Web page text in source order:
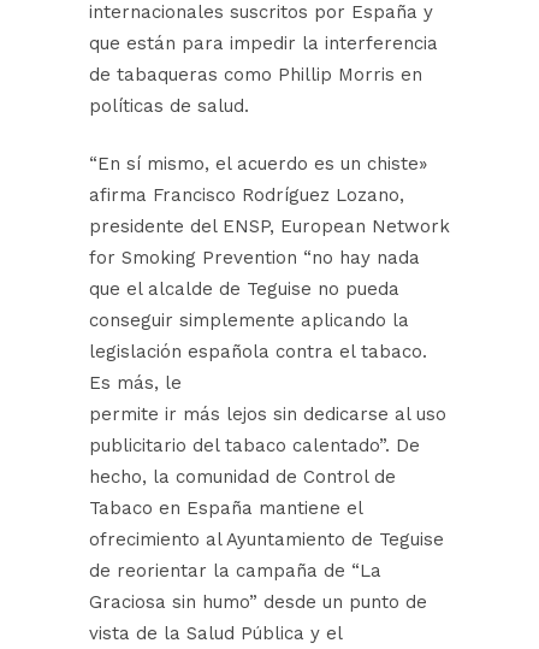
internacionales suscritos por España y
que están para impedir la interferencia
de tabaqueras como Phillip Morris en
políticas de salud.
“En sí mismo, el acuerdo es un chiste»
afirma Francisco Rodríguez Lozano,
presidente del ENSP, European Network
for Smoking Prevention “no hay nada
que el alcalde de Teguise no pueda
conseguir simplemente aplicando la
legislación española contra el tabaco.
Es más, le
permite ir más lejos sin dedicarse al uso
publicitario del tabaco calentado”. De
hecho, la comunidad de Control de
Tabaco en España mantiene el
ofrecimiento al Ayuntamiento de Teguise
de reorientar la campaña de “La
Graciosa sin humo” desde un punto de
vista de la Salud Pública y el